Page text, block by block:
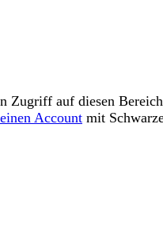
Zugriff auf diesen
Account mit